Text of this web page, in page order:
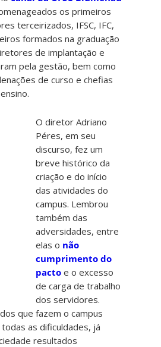
os primeiros
terceirizados, IFSC, IFC,
formados na graduação
de implantação e
pela gestão, bem como
de curso e chefias
O diretor Adriano
Péres, em seu
discurso, fez um
breve histórico da
criação e do início
das atividades do
campus. Lembrou
também das
adversidades, entre
elas o não
cumprimento do
pacto e o excesso
de carga de trabalho
dos servidores.
que fazem o campus
as dificuldades, já
resultados